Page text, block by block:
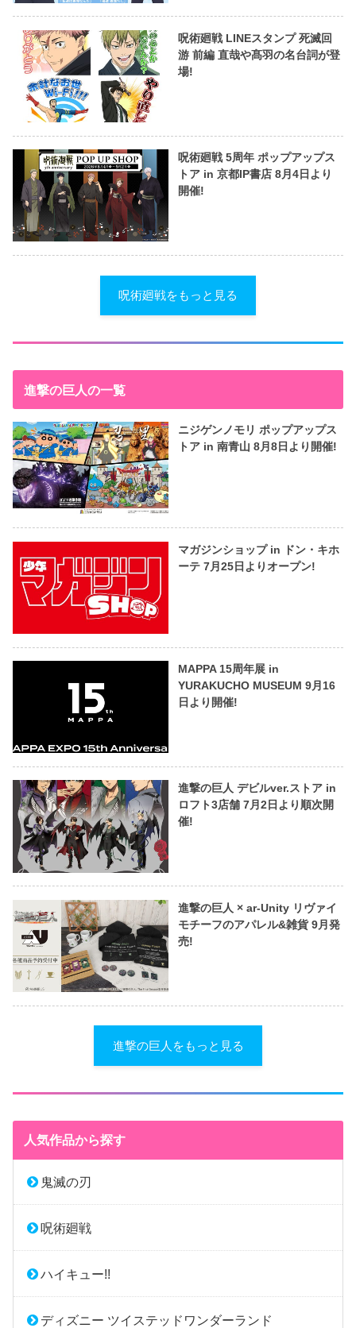
呪術廻戦 LINEスタンプ 死滅回
游 前編 直哉や髙羽の名台詞が登
場!
呪術廻戦 5周年 ポップアップス
トア in 京都IP書店 8月4日より
開催!
呪術廻戦をもっと見る
進撃の巨人の一覧
ニジゲンノモリ ポップアップス
トア in 南青山 8月8日より開催!
マガジンショップ in ドン・キホ
ーテ 7月25日よりオープン!
MAPPA 15周年展 in
YURAKUCHO MUSEUM 9月16
日より開催!
進撃の巨人 デビルver.ストア in
ロフト3店舗 7月2日より順次開
催!
進撃の巨人 × ar-Unity リヴァイ
モチーフのアパレル&雑貨 9月発
売!
進撃の巨人をもっと見る
人気作品から探す
鬼滅の刃
呪術廻戦
ハイキュー!!
ディズニー ツイステッドワンダーランド